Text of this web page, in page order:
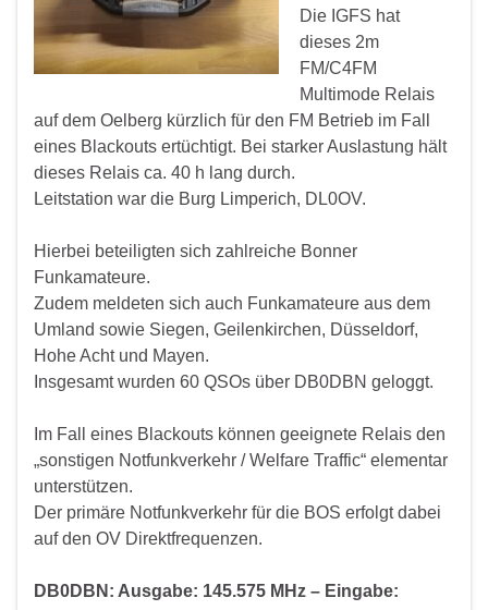
Die IGFS hat
dieses 2m
FM/C4FM
Multimode Relais
auf dem Oelberg kürzlich für den FM Betrieb im Fall
eines Blackouts ertüchtigt. Bei starker Auslastung hält
dieses Relais ca. 40 h lang durch.
Leitstation war die Burg Limperich, DL0OV.
Hierbei beteiligten sich zahlreiche Bonner
Funkamateure.
Zudem meldeten sich auch Funkamateure aus dem
Umland sowie Siegen, Geilenkirchen, Düsseldorf,
Hohe Acht und Mayen.
Insgesamt wurden 60 QSOs über DB0DBN geloggt.
Im Fall eines Blackouts können geeignete Relais den
„sonstigen Notfunkverkehr / Welfare Traffic“ elementar
unterstützen.
Der primäre Notfunkverkehr für die BOS erfolgt dabei
auf den OV Direktfrequenzen.
DB0DBN: Ausgabe: 145.575 MHz – Eingabe: